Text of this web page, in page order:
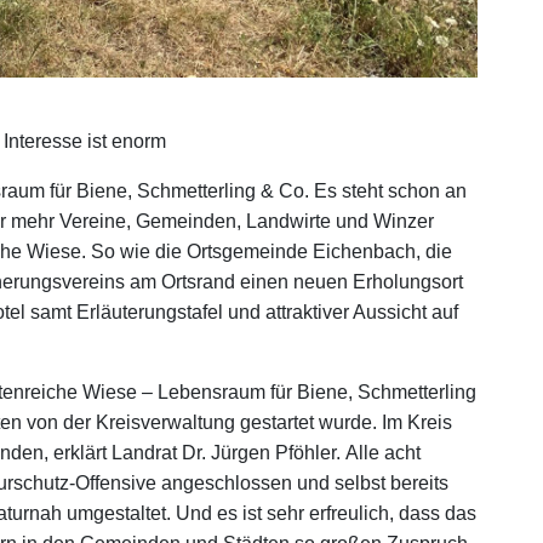
ist enorm
für Biene, Schmetterling & Co. Es steht schon an
Vereine, Gemeinden, Landwirte und Winzer
Wiese. So wie die Ortsgemeinde Eichenbach, die
am Ortsrand einen neuen Erholungsort
samt Erläuterungstafel und attraktiver Aussicht auf
Wiese – Lebensraum für Biene, Schmetterling
von der Kreisverwaltung gestartet wurde. Im Kreis
erklärt Landrat Dr. Jürgen Pföhler. Alle acht
Offensive angeschlossen und selbst bereits
umgestaltet. Und es ist sehr erfreulich, dass das